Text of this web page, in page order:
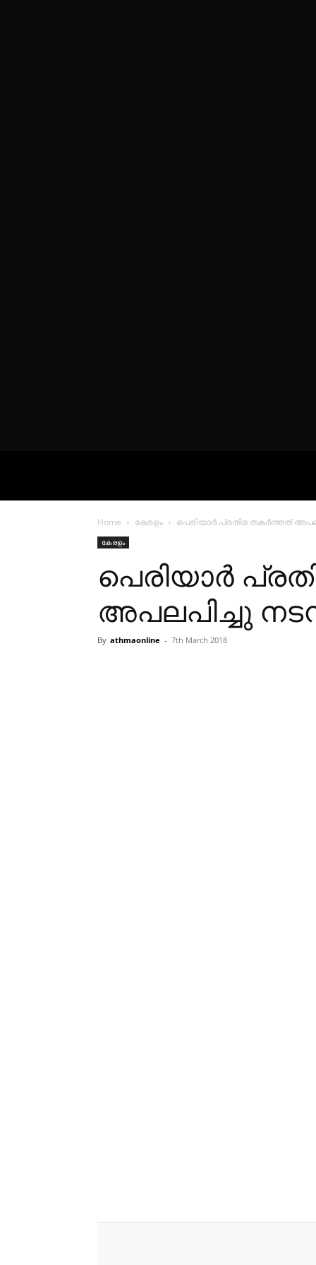
Home കേരളം പെരിയാര്‍ പ്രതിമ തകര്‍ത്തത്
കേരളം
പെരിയാര്‍
അപലപിച്ചു
By athmaonline - 7th March 2018